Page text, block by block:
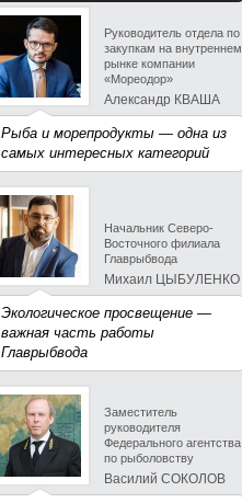
Руководитель отдела по
закупкам на внутреннем
рынке компании
«Мореодор»
Александр КВАША
Рыба и морепродукты — одна из
самых интересных категорий
Начальник Северо-
Восточного филиала
Главрыбвода
Михаил ЦЫБУЛЕНКО
Экологическое просвещение —
важная часть работы
Главрыбвода
Заместитель
руководителя
Федерального агентства
по рыболовству
Василий СОКОЛОВ